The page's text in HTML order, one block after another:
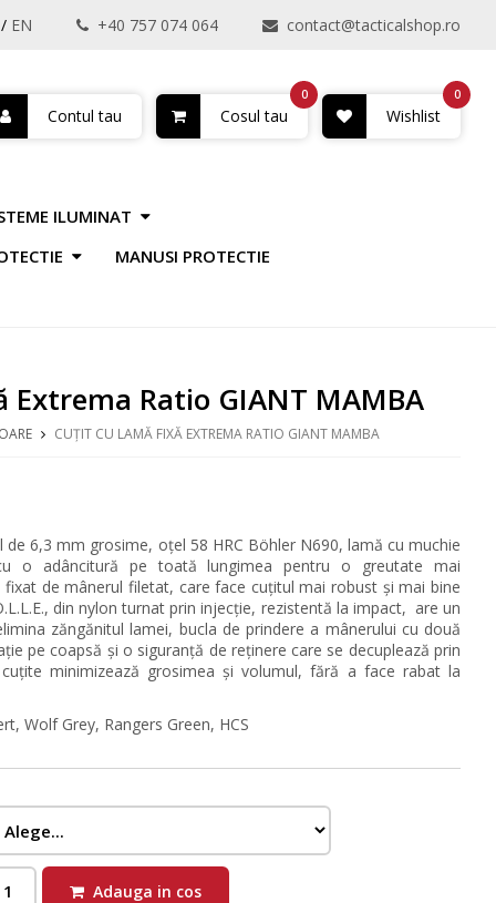
/ EN +40 757 074 064 contact@tacticalshop.ro
Contul tau Cosul tau
0
Wishlist
0
ILUMINAT
MANUSI PROTECTIE
Ratio GIANT MAMBA
CUȚIT CU LAMĂ FIXĂ EXTREMA RATIO GIANT MAMBA
6,3 mm grosime, oțel 58 HRC Böhler N690, lamă cu muchie
o adâncitură pe toată lungimea pentru o greutate mai
de mânerul filetat, care face cuțitul mai robust și mai bine
din nylon turnat prin injecție, rezistentă la impact, are un
zăngănitul lamei, bucla de prindere a mânerului cu două
pe coapsă și o siguranță de reținere care se decuplează prin
minimizează grosimea și volumul, fără a face rabat la
Wolf Grey, Rangers Green, HCS
Adauga in cos